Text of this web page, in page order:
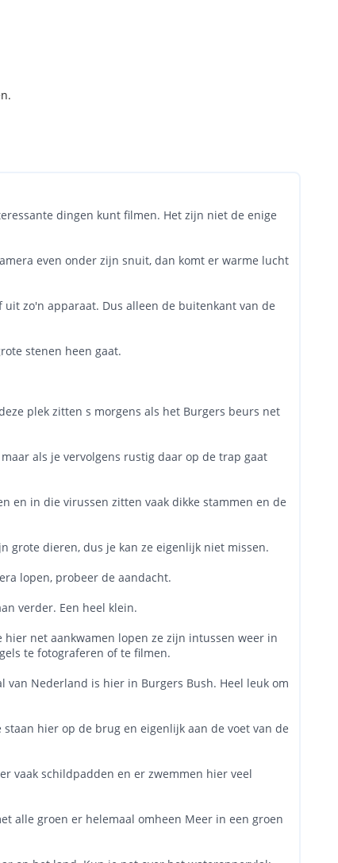
dingen kunt filmen. Het zijn niet de enige
even onder zijn snuit, dan komt er warme lucht
zo'n apparaat. Dus alleen de buitenkant van de
stenen heen gaat.
plek zitten s morgens als het Burgers beurs net
als je vervolgens rustig daar op de trap gaat
en in die virussen zitten vaak dikke stammen en de
grote dieren, dus je kan ze eigenlijk niet missen.
lopen, probeer de aandacht.
verder. Een heel klein.
net aankwamen lopen ze zijn intussen weer in
te fotograferen of te filmen.
Nederland is hier in Burgers Bush. Heel leuk om
hier op de brug en eigenlijk aan de voet van de
vaak schildpadden en er zwemmen hier veel
alle groen er helemaal omheen Meer in een groen